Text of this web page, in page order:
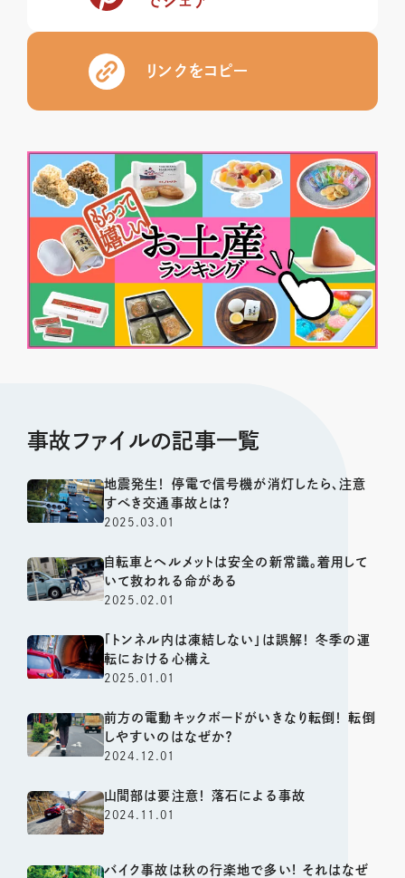
リンクをコピー
事故ファイルの記事一覧
地震発生！ 停電で信号機が消灯したら、注意
すべき交通事故とは？
2025.03.01
自転車とヘルメットは安全の新常識。着用して
いて救われる命がある
2025.02.01
「トンネル内は凍結しない」は誤解！ 冬季の運
転における心構え
2025.01.01
前方の電動キックボードがいきなり転倒！ 転倒
しやすいのはなぜか？
2024.12.01
山間部は要注意！ 落石による事故
2024.11.01
バイク事故は秋の行楽地で多い! それはなぜ